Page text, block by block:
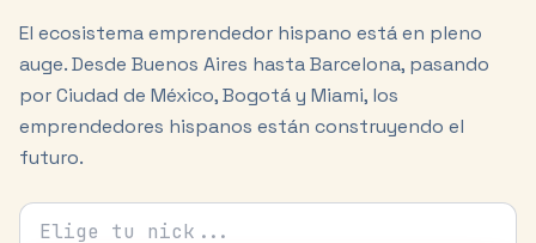
El ecosistema emprendedor hispano está en pleno
auge. Desde Buenos Aires hasta Barcelona, pasando
por Ciudad de México, Bogotá y Miami, los
emprendedores hispanos están construyendo el
futuro.
Tu nick para el chat